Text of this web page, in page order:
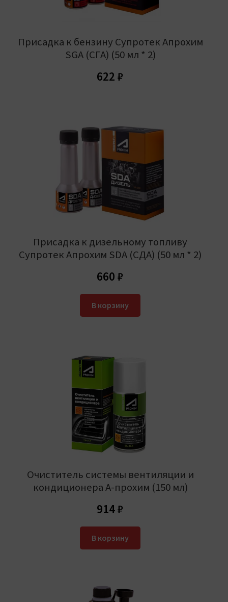
Присадка к бензину Супротек Апрохим
SGA (СГА) (50 мл * 2)
622 ₽
Присадка к дизельному топливу
Супротек Апрохим SDA (СДА) (50 мл * 2)
660 ₽
В корзину
Очиститель системы вентиляции и
кондиционера А-прохим (150 мл)
914₽
В корзину